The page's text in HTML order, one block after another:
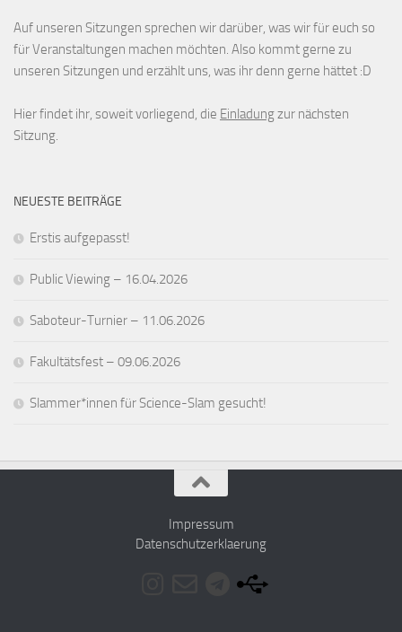
Auf unseren Sitzungen sprechen wir darüber, was wir für euch so
für Veranstaltungen machen möchten. Also kommt gerne zu
unseren Sitzungen und erzählt uns, was ihr denn gerne hättet :D
Hier findet ihr, soweit vorliegend, die Einladungzur nächsten
Sitzung.
NEUESTE BEITRÄGE
Erstis aufgepasst!
Public Viewing – 16.04.2026
Saboteur-Turnier – 11.06.2026
Fakultätsfest – 09.06.2026
Slammer*innen für Science-Slam gesucht!
Impressum
Datenschutzerklaerung